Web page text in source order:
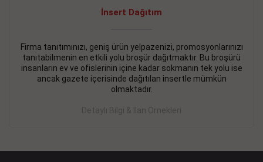
İnsert Dağıtım
Firma tanıtımınızı, geniş ürün yelpazenizi, promosyonlarınızı
tanıtabilmenin en etkili yolu broşür dağıtmaktır. Bu broşürü
insanların ev ve ofislerinin içine kadar sokmanın tek yolu ise
ancak gazete içerisinde dağıtılan insertle mümkün
olmaktadır.
Detaylı Bilgi & İlan Örnekleri
DEVREMÜLK KİRALIK İlanı- 11.09.2018
SİNYE Tekstile Şoförlüğü olan 35 yaşını aşmamış, Depo
elemanı alınacaktır. Osmanbey, Şişli